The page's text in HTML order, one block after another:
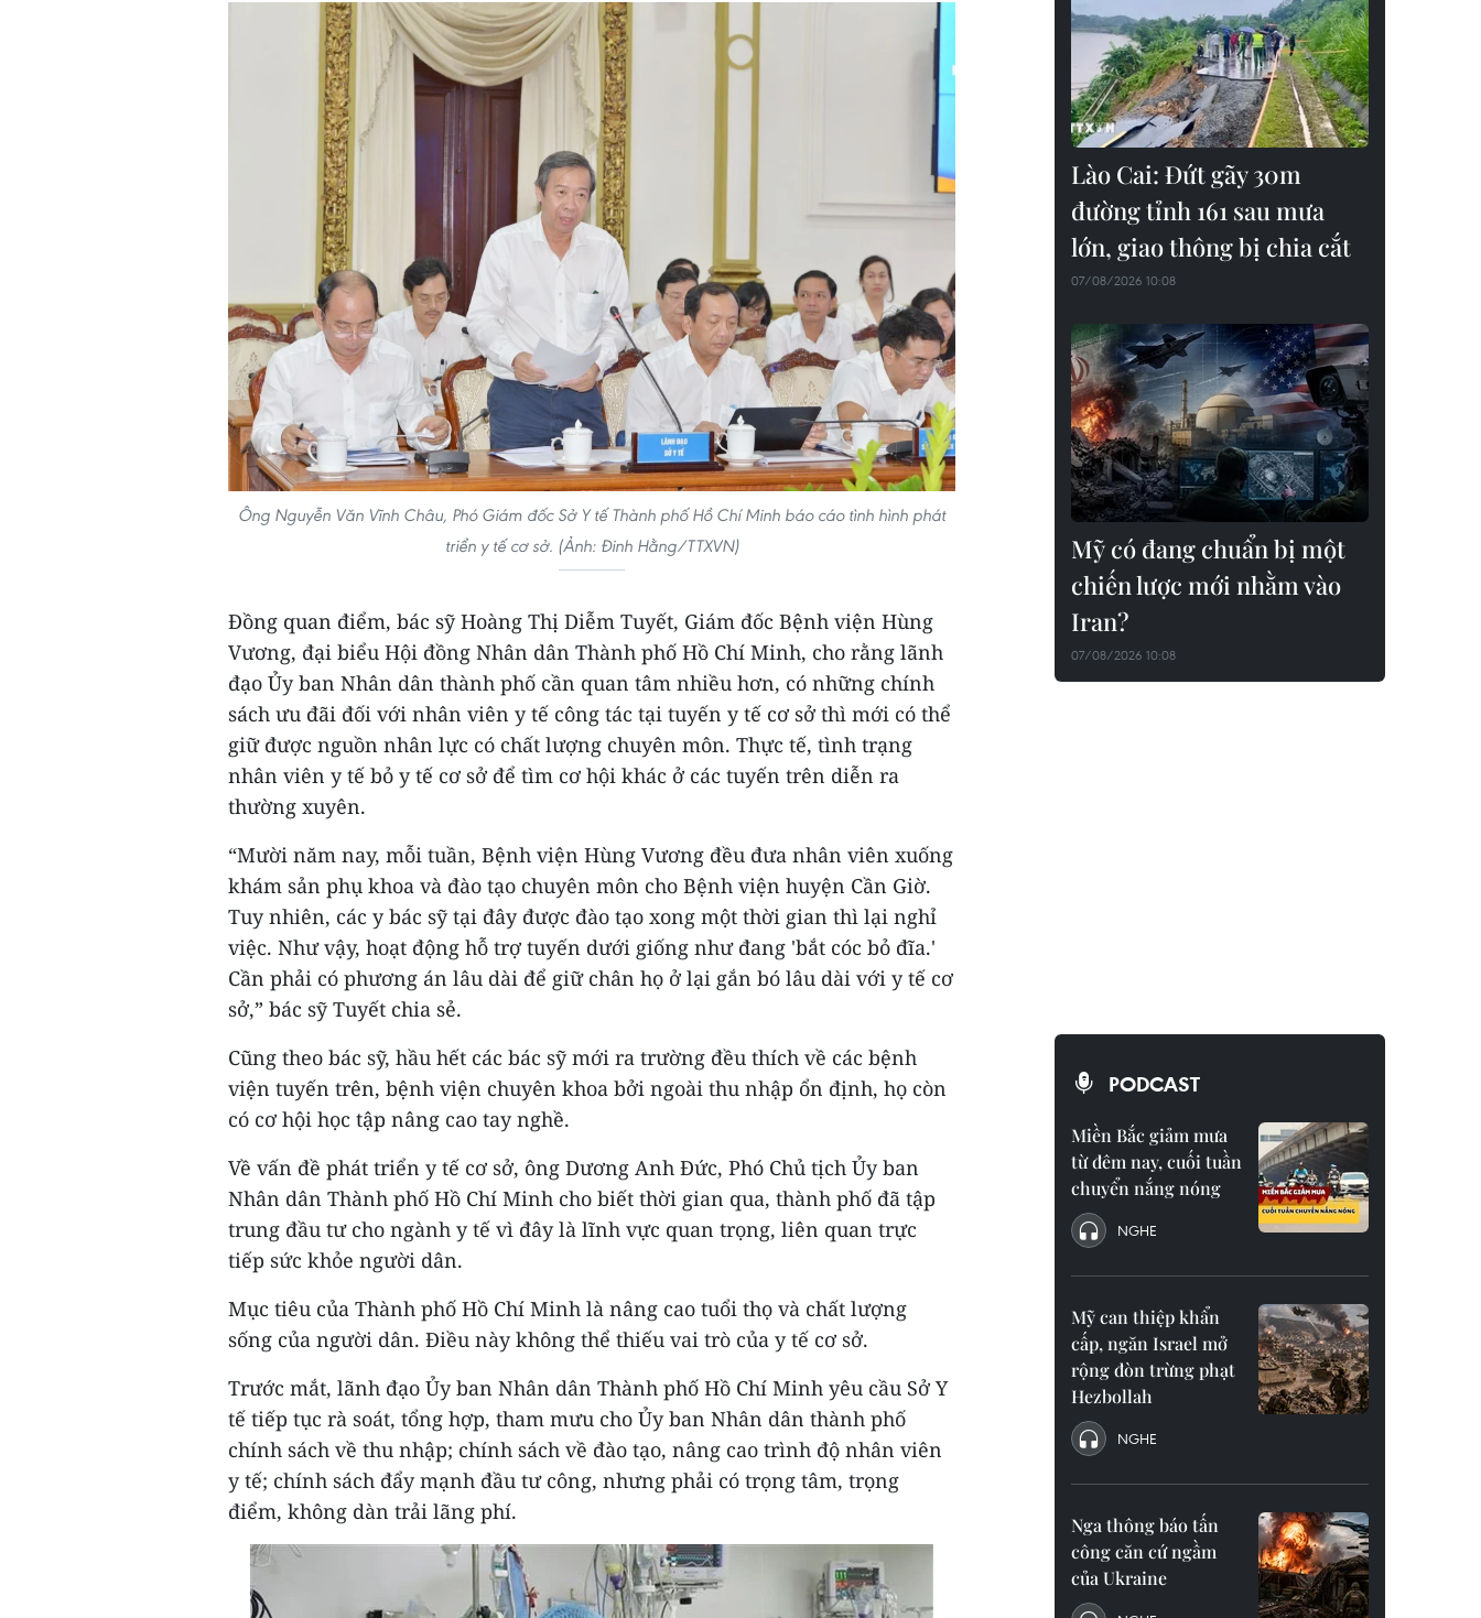
Ông Nguyễn Văn Vĩnh Châu, Phó Giám đốc Sở Y tế Thành phố Hồ Chí Minh báo cáo tình hình phát
triển y tế cơ sở. (Ảnh: Đinh Hằng/TTXVN)
Đồng quan điểm, bác sỹ Hoàng Thị Diễm Tuyết, Giám đốc Bệnh viện Hùng
Vương, đại biểu Hội đồng Nhân dân Thành phố Hồ Chí Minh, cho rằng lãnh
đạo Ủy ban Nhân dân thành phố cần quan tâm nhiều hơn, có những chính
sách ưu đãi đối với nhân viên y tế công tác tại tuyến y tế cơ sở thì mới có thể
giữ được nguồn nhân lực có chất lượng chuyên môn. Thực tế, tình trạng
nhân viên y tế bỏ y tế cơ sở để tìm cơ hội khác ở các tuyến trên diễn ra
thường xuyên.
“Mười năm nay, mỗi tuần, Bệnh viện Hùng Vương đều đưa nhân viên xuống
khám sản phụ khoa và đào tạo chuyên môn cho Bệnh viện huyện Cần Giờ.
Tuy nhiên, các y bác sỹ tại đây được đào tạo xong một thời gian thì lại nghỉ
việc. Như vậy, hoạt động hỗ trợ tuyến dưới giống như đang 'bắt cóc bỏ đĩa.'
Cần phải có phương án lâu dài để giữ chân họ ở lại gắn bó lâu dài với y tế cơ
sở,” bác sỹ Tuyết chia sẻ.
Cũng theo bác sỹ, hầu hết các bác sỹ mới ra trường đều thích về các bệnh
viện tuyến trên, bệnh viện chuyên khoa bởi ngoài thu nhập ổn định, họ còn
có cơ hội học tập nâng cao tay nghề.
Về vấn đề phát triển y tế cơ sở, ông Dương Anh Đức, Phó Chủ tịch Ủy ban
Nhân dân Thành phố Hồ Chí Minh cho biết thời gian qua, thành phố đã tập
trung đầu tư cho ngành y tế vì đây là lĩnh vực quan trọng, liên quan trực
tiếp sức khỏe người dân.
Mục tiêu của Thành phố Hồ Chí Minh là nâng cao tuổi thọ và chất lượng
sống của người dân. Điều này không thể thiếu vai trò của y tế cơ sở.
Trước mắt, lãnh đạo Ủy ban Nhân dân Thành phố Hồ Chí Minh yêu cầu Sở Y
tế tiếp tục rà soát, tổng hợp, tham mưu cho Ủy ban Nhân dân thành phố
chính sách về thu nhập; chính sách về đào tạo, nâng cao trình độ nhân viên
y tế; chính sách đẩy mạnh đầu tư công, nhưng phải có trọng tâm, trọng
điểm, không dàn trải lãng phí.
Lào Cai: Đứt gãy 30m
đường tỉnh 161 sau mưa
lớn, giao thông bị chia cắt
07/08/2026 10:08
Mỹ có đang chuẩn bị một
chiến lược mới nhằm vào
Iran?
07/08/2026 10:08
PODCAST
Miền Bắc giảm mưa
từ đêm nay, cuối tuần
chuyển nắng nóng
NGHE
Mỹ can thiệp khẩn
cấp, ngăn Israel mở
rộng đòn trừng phạt
Hezbollah
NGHE
Nga thông báo tấn
công căn cứ ngầm
của Ukraine